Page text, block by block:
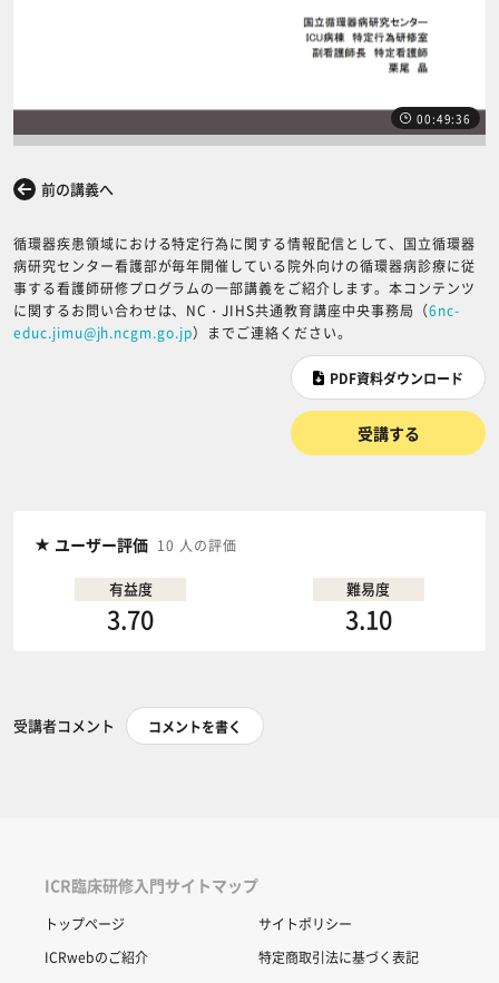
00:49:36
前の講義へ
循環器疾患領域における特定行為に関する情報配信として、国立循環器
病研究センター看護部が毎年開催している院外向けの循環器病診療に従
事する看護師研修プログラムの一部講義をご紹介します。本コンテンツ
に関するお問い合わせは、NC・JIHS共通教育講座中央事務局（6nc-
educ.jimu@jh.ncgm.go.jp）までご連絡ください。
PDF資料ダウンロード
受講する
ユーザー評価 10 人の評価
有益度
3.70
難易度
3.10
受講者コメント コメントを書く
ICR臨床研修入門サイトマップ
トップページ
ICRwebのご紹介
サイトポリシー
特定商取引法に基づく表記